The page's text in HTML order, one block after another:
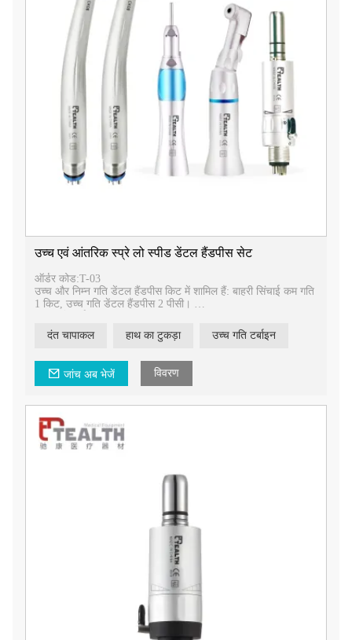
उच्च एवं आंतरिक स्प्रे लो स्पीड डेंटल हैंडपीस सेट
ऑर्डर कोड:T-03
उच्च और निम्न गति डेंटल हैंडपीस किट में शामिल हैं: बाहरी सिंचाई कम गति
1 किट, उच्च गति डेंटल हैंडपीस 2 पीसी।
2. चक प्रकार: कुंडी प्रकार
3.वियोज्य सिर,
5.एकल स्प्रे
दंत चापाकल हाथ का टुकड़ा उच्च गति टर्बाइन
जांच अब भेजें विवरण